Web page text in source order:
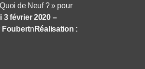
de Neuf ? » pour
3 février 2020 –
Foubertn Réalisation :